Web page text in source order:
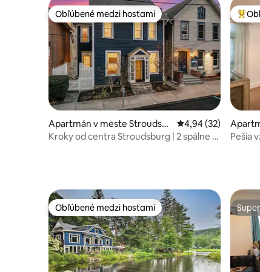
Obľúbené medzi hosťami
Obľúbené medzi hosťami
Apartmán v meste Stroudsb
urg
Priemerné
4,94 (32)
Kroky od centra Stroudsburg | 2 spálne +
rg
Pešia
Obľúbené medzi hosťami
Obľúbené medzi hosťami